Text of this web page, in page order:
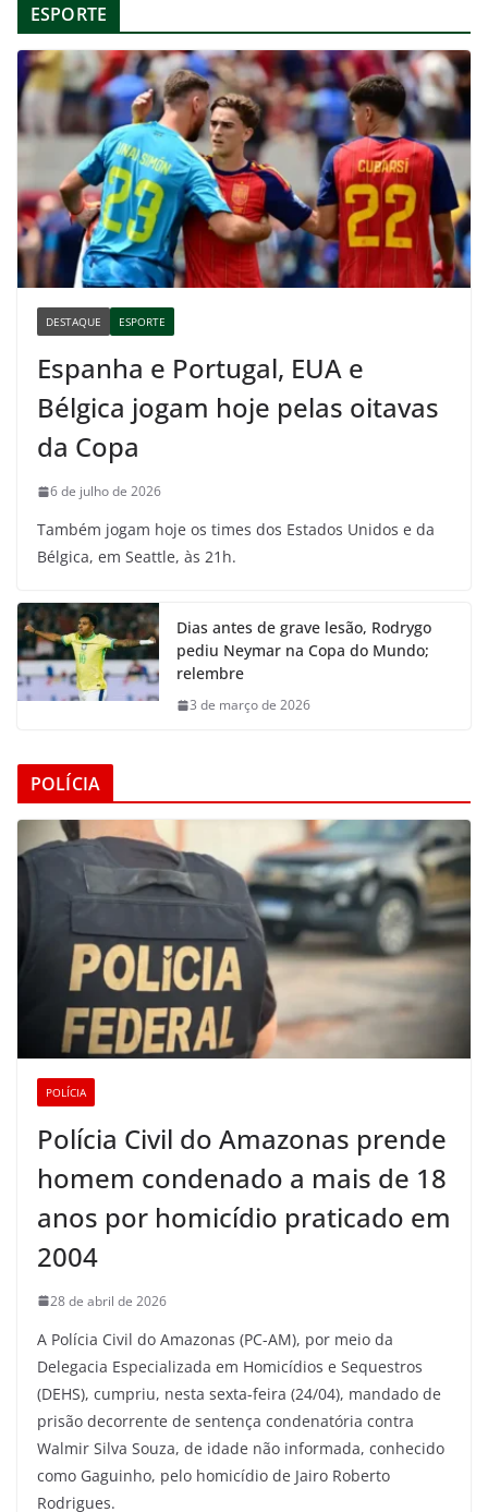
ESPORTE
DESTAQUE ESPORTE
Espanha e Portugal, EUA e
Bélgica jogam hoje pelas oitavas
da Copa
6 de julho de 2026
Também jogam hoje os times dos Estados Unidos e da
Bélgica, em Seattle, às 21h.
Dias antes de grave lesão, Rodrygo
pediu Neymar na Copa do Mundo;
relembre
3 de março de 2026
POLÍCIA
POLÍCIA
Polícia Civil do Amazonas prende
homem condenado a mais de 18
anos por homicídio praticado em
2004
28 de abril de 2026
A Polícia Civil do Amazonas (PC-AM), por meio da
Delegacia Especializada em Homicídios e Sequestros
(DEHS), cumpriu, nesta sexta-feira (24/04), mandado de
prisão decorrente de sentença condenatória contra
Walmir Silva Souza, de idade não informada, conhecido
como Gaguinho, pelo homicídio de Jairo Roberto
Rodrigues.